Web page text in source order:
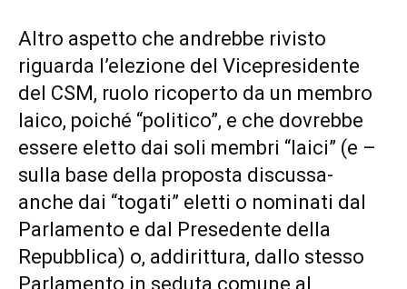
Altro aspetto che andrebbe rivisto
riguarda l’elezione del Vicepresidente
del CSM, ruolo ricoperto da un membro
laico, poiché “politico”, e che dovrebbe
essere eletto dai soli membri “laici” (e –
sulla base della proposta discussa-
anche dai “togati” eletti o nominati dal
Parlamento e dal Presedente della
Repubblica) o, addirittura, dallo stesso
Parlamento in seduta comune al